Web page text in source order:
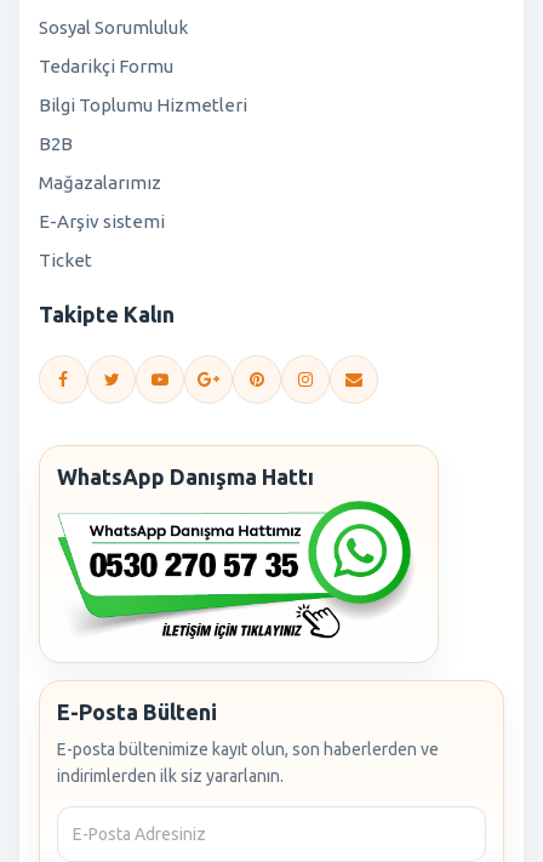
Sosyal Sorumluluk
Tedarikçi Formu
Bilgi Toplumu Hizmetleri
B2B
Mağazalarımız
E-Arşiv sistemi
Ticket
Takipte Kalın
WhatsApp Danışma Hattı
E-Posta Bülteni
E-posta bültenimize kayıt olun, son haberlerden ve
indirimlerden ilk siz yararlanın.